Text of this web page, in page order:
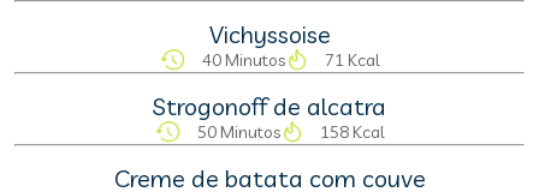
Vichyssoise
40 Minutos 71 Kcal
Strogonoff de alcatra
50 Minutos 158 Kcal
Creme de batata com couve